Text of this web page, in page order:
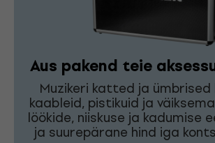
Aus pakend teie
Muzikeri katted ja
kaableid, pistikuid ja
löökide, niiskuse ja kadumise
ja suurepärane hind iga